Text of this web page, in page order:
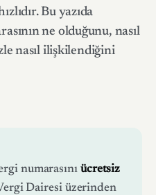
Bu yazıda
ne olduğunu, nasıl
nasıl ilişkilendiğini
numarasını ücretsiz
Dairesi üzerinden